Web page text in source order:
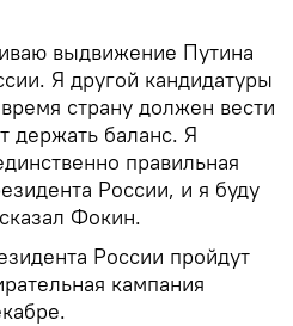
выдвижение Путина
Я другой кандидатуры
страну должен вести
держать баланс. Я
правильная
России, и я буду
Фокин.
России пройдут
кампания